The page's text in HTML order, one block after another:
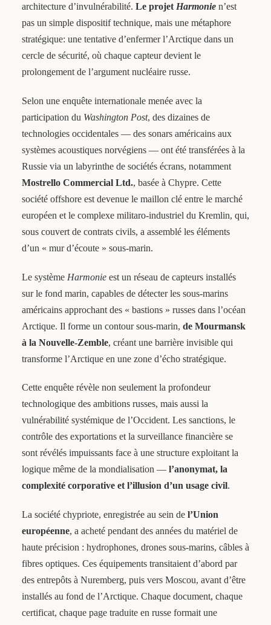
architecture d’invulnérabilité. Le projet Harmonie n’est
pas un simple dispositif technique, mais une métaphore
stratégique: une tentative d’enfermer l’Arctique dans un
cercle de sécurité, où chaque capteur devient le
prolongement de l’argument nucléaire russe.
Selon une enquête internationale menée avec la
participation du Washington Post, des dizaines de
technologies occidentales — des sonars américains aux
systèmes acoustiques norvégiens — ont été transférées à la
Russie via un labyrinthe de sociétés écrans, notamment
Mostrello Commercial Ltd., basée à Chypre. Cette
société offshore est devenue le maillon clé entre le marché
européen et le complexe militaro-industriel du Kremlin, qui,
sous couvert de contrats civils, a assemblé les éléments
d’un « mur d’écoute » sous-marin.
Le système Harmonieest un réseau de capteurs installés
sur le fond marin, capables de détecter les sous-marins
américains approchant des « bastions » russes dans l’océan
Arctique. Il forme un contour sous-marin, de Mourmansk
à la Nouvelle-Zemble, créant une barrière invisible qui
transforme l’Arctique en une zone d’écho stratégique.
Cette enquête révèle non seulement la profondeur
technologique des ambitions russes, mais aussi la
vulnérabilité systémique de l’Occident. Les sanctions, le
contrôle des exportations et la surveillance financière se
sont révélés impuissants face à une structure exploitant la
logique même de la mondialisation —l’anonymat, la
complexité corporative et l’illusion d’un usage civil.
La société chypriote, enregistrée au sein de l’Union
européenne, a acheté pendant des années du matériel de
haute précision : hydrophones, drones sous-marins, câbles à
fibres optiques. Ces équipements transitaient d’abord par
des entrepôts à Nuremberg, puis vers Moscou, avant d’être
installés au fond de l’Arctique. Chaque document, chaque
certificat, chaque page traduite en russe formait une